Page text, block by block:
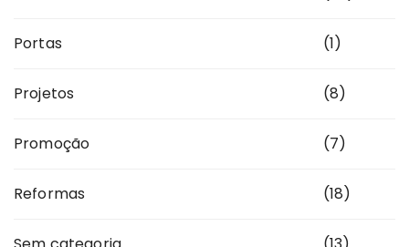
Portas (1)
Projetos (8)
Promoção (7)
Reformas (18)